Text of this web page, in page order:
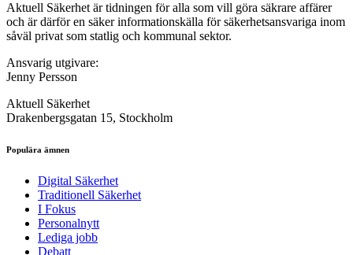
Aktuell Säkerhet är tidningen för alla som vill göra säkrare affärer
och är därför en säker informationskälla för säkerhets­ansvariga inom
såväl privat som statlig och kommunal sektor.
Ansvarig utgivare:
Jenny Persson
Aktuell Säkerhet
Drakenbergsgatan 15, Stockholm
Populära ämnen
Digital Säkerhet
Traditionell Säkerhet
I Fokus
Personalnytt
Lediga jobb
Debatt